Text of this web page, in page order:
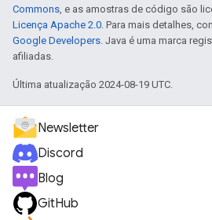
Commons, e as amostras de código são
Licença Apache 2.0. Para mais detalhes,
Google Developers. Java é uma marca
afiliadas.
Última atualização 2024-08-19 UTC.
Newsletter
Discord
Blog
GitHub